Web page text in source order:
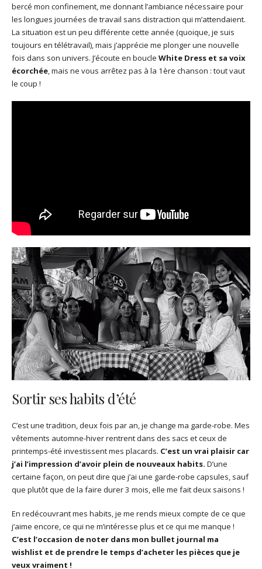
bercé mon confinement, me donnant l’ambiance nécessaire pour
les longues journées de travail sans distraction qui m’attendaient.
La situation est un peu différente cette année (quoique, je suis
toujours en télétravail), mais j’apprécie me plonger une nouvelle
fois dans son univers. J’écoute en boucle White Dress et sa voix
écorchée, mais ne vous arrêtez pas à la 1ère chanson : tout vaut
le coup !
Sortir ses habits d’été
C’est une tradition, deux fois par an, je change ma garde-robe. Mes
vêtements automne-hiver rentrent dans des sacs et ceux de
printemps-été investissent mes placards. C’est un vrai plaisir car
j’ai l’impression d’avoir plein de nouveaux habits. D’une
certaine façon, on peut dire que j’ai une garde-robe capsules, sauf
que plutôt que de la faire durer 3 mois, elle me fait deux saisons !
En redécouvrant mes habits, je me rends mieux compte de ce que
j’aime encore, ce qui ne m’intéresse plus et ce qui me manque !
C’est l’occasion de noter dans mon bullet journal ma
wishlist et de prendre le temps d’acheter les pièces que je
veux vraiment !